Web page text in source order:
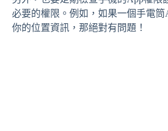
必要的權限。例如，如果一個手電筒
你的位置資訊，那絕對有問題！